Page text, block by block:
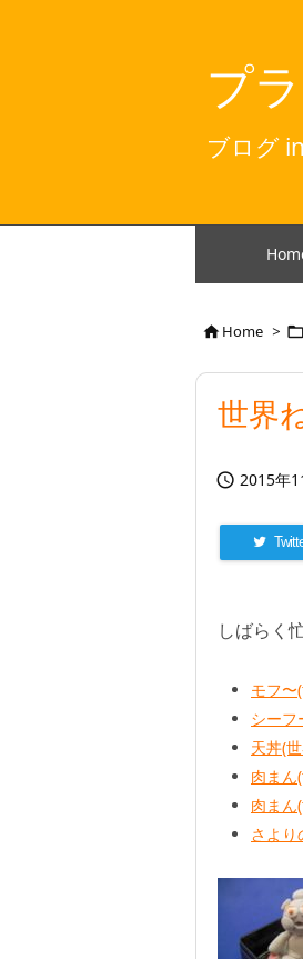
プ
ブログ
Home > 
世界
 2015年
しばらく
モフ〜
シーフ
天丼(
肉まん
肉まん
さより